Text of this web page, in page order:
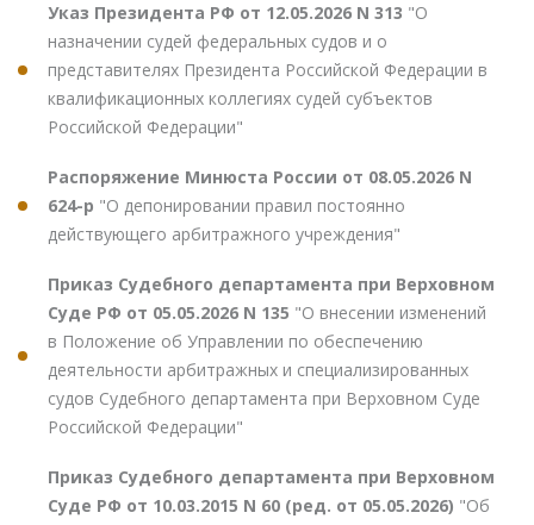
Указ Президента РФ от 12.05.2026 N 313 "О
назначении судей федеральных судов и о
представителях Президента Российской Федерации в
квалификационных коллегиях судей субъектов
Российской Федерации"
Распоряжение Минюста России от 08.05.2026 N
624-р "О депонировании правил постоянно
действующего арбитражного учреждения"
Приказ Судебного департамента при Верховном
Суде РФ от 05.05.2026 N 135 "О внесении изменений
в Положение об Управлении по обеспечению
деятельности арбитражных и специализированных
судов Судебного департамента при Верховном Суде
Российской Федерации"
Приказ Судебного департамента при Верховном
Суде РФ от 10.03.2015 N 60 (ред. от 05.05.2026) "Об